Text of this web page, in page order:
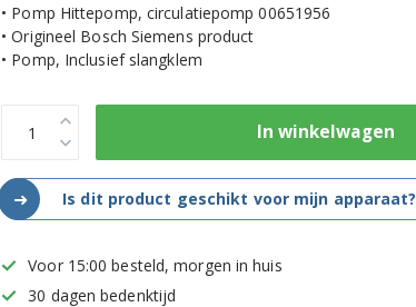
• Pomp Hittepomp, circulatiepomp 00651956
• Origineel Bosch Siemens product
• Pomp, Inclusief slangklem
In winkelwagen
➜ Is dit product geschikt voor mijn apparaat?
Voor 15:00 besteld, morgen in huis
30 dagen bedenktijd